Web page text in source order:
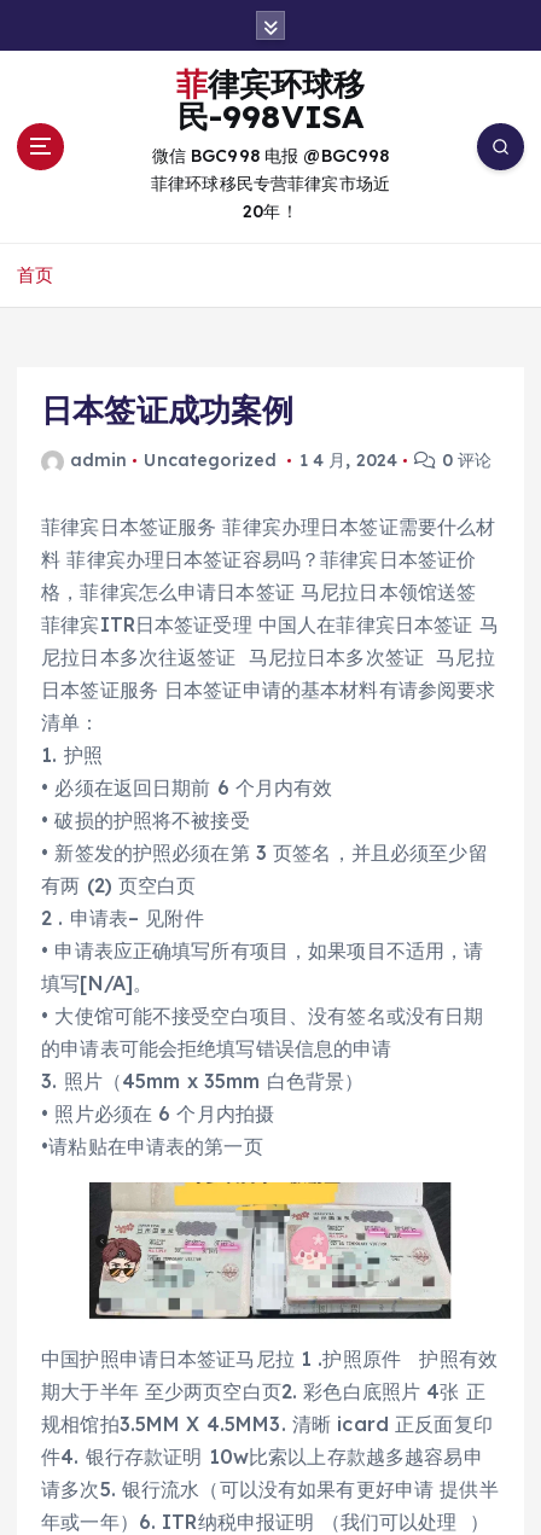
菲律宾环球移
民-998VISA
微信 BGC998 电报 @BGC998
菲律环球移民专营菲律宾市场近
20年！
首页
日本签证成功案例
admin Uncategorized 1 4 月, 2024 0 评论
菲律宾日本签证服务 菲律宾办理日本签证需要什么材
料 菲律宾办理日本签证容易吗？菲律宾日本签证价
格，菲律宾怎么申请日本签证 马尼拉日本领馆送签
菲律宾ITR日本签证受理 中国人在菲律宾日本签证 马
尼拉日本多次往返签证 马尼拉日本多次签证 马尼拉
日本签证服务 日本签证申请的基本材料有请参阅要求
清单：
1. 护照
• 必须在返回日期前 6 个月内有效
• 破损的护照将不被接受
• 新签发的护照必须在第 3 页签名，并且必须至少留
有两 (2) 页空白页
2 . 申请表– 见附件
• 申请表应正确填写所有项目，如果项目不适用，请
填写[N/A]。
• 大使馆可能不接受空白项目、没有签名或没有日期
的申请表可能会拒绝填写错误信息的申请
3. 照片（45mm x 35mm 白色背景）
• 照片必须在 6 个月内拍摄
•请粘贴在申请表的第一页
中国护照申请日本签证马尼拉 1 .护照原件 护照有效
期大于半年 至少两页空白页2. 彩色白底照片 4张 正
规相馆拍3.5MM X 4.5MM3. 清晰 icard 正反面复印
件4. 银行存款证明 10w比索以上存款越多越容易申
请多次5. 银行流水（可以没有如果有更好申请 提供半
年或一年）6. ITR纳税申报证明 （我们可以处理 ）